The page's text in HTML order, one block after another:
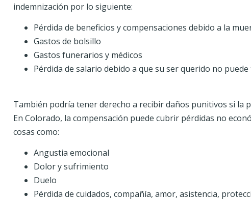
indemnización por lo siguiente:
Pérdida de beneficios y compensaciones debido a la
Gastos de bolsillo
Gastos funerarios y médicos
Pérdida de salario debido a que su ser querido no
También podría tener derecho a recibir daños punitivos si
En Colorado, la compensación puede cubrir pérdidas no
cosas como:
Angustia emocional
Dolor y sufrimiento
Duelo
Pérdida de cuidados, compañía, amor, asistencia,